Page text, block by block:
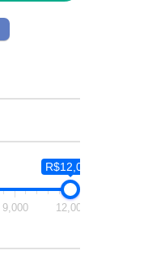
R$12,000
9,000 12,000